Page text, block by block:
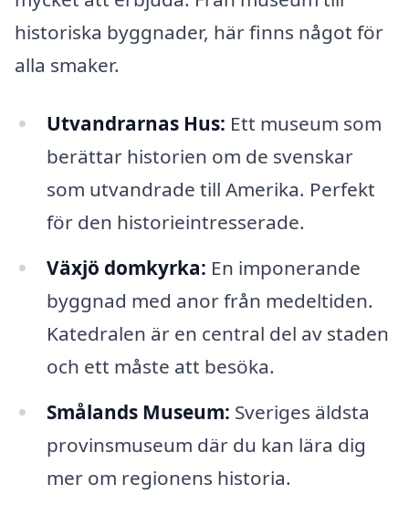
historiska byggnader, här finns något för
alla smaker.
Utvandrarnas Hus: Ett museum som
berättar historien om de svenskar
som utvandrade till Amerika. Perfekt
för den historieintresserade.
Växjö domkyrka: En imponerande
byggnad med anor från medeltiden.
Katedralen är en central del av staden
och ett måste att besöka.
Smålands Museum: Sveriges äldsta
provinsmuseum där du kan lära dig
mer om regionens historia.